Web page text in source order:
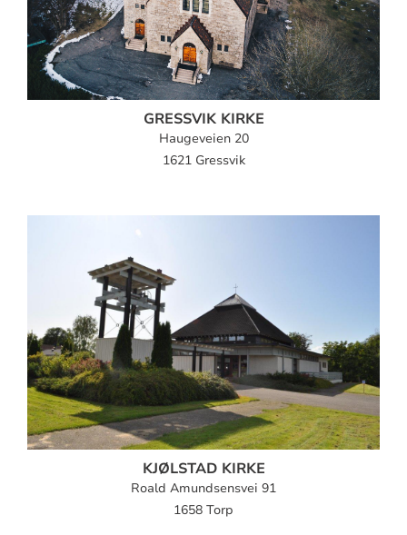
GRESSVIK KIRKE
Haugeveien 20
1621 Gressvik
KJØLSTAD KIRKE
Roald Amundsensvei 91
1658 Torp